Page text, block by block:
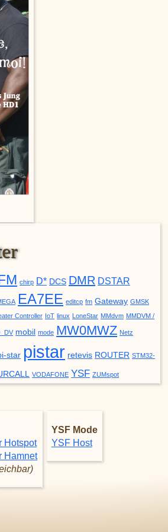
chirp D* DCS DMR DSTAR
EA7EE editcp fm Gateway GMSK
Controller IoT linux LoneStar MMdvm MMDVM /
mobil mode MW0MWZ Netz
star pistar retevis ROUTER STM32-
VODAFONE YSF ZUMspot
Hotspot
Hamnet
YSF Mode
YSF Host